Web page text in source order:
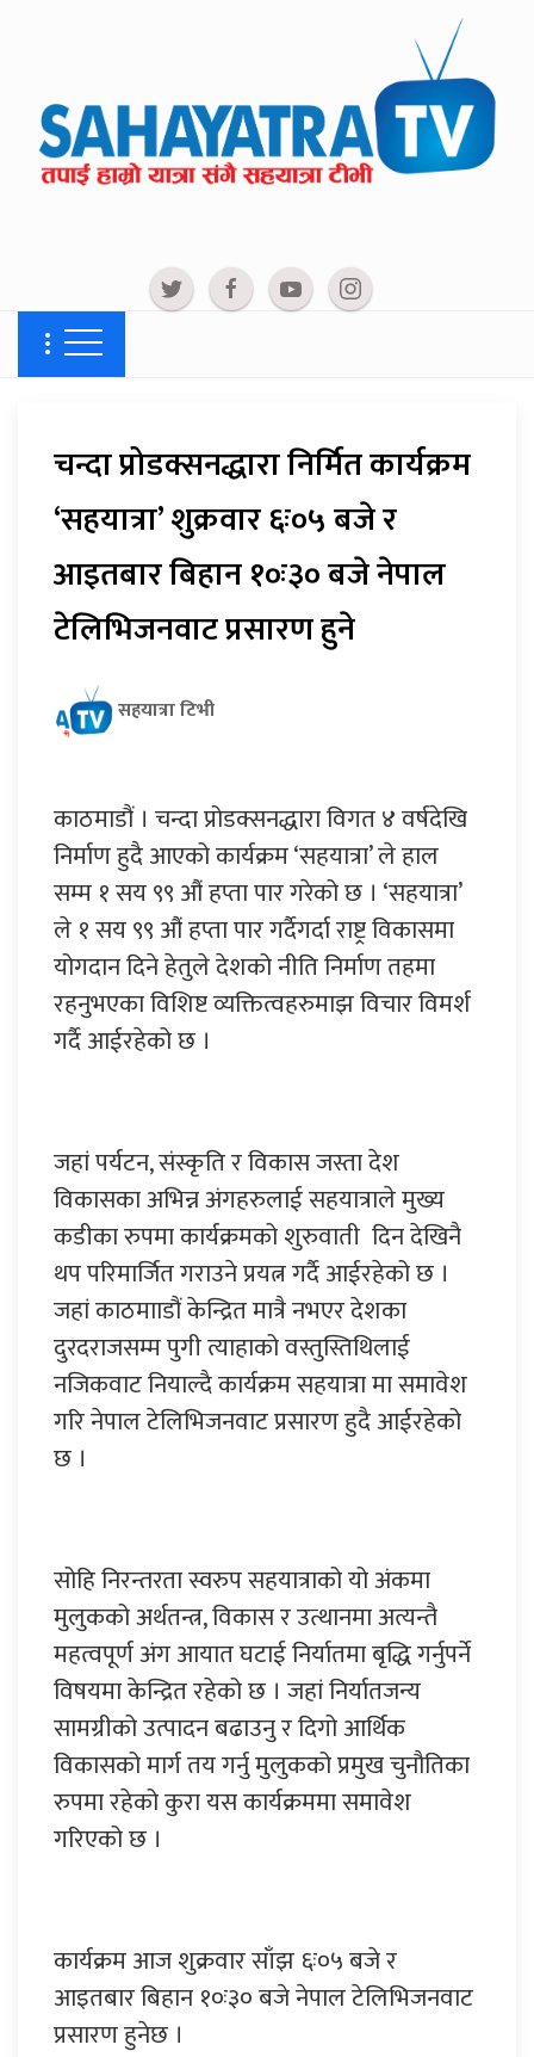
चन्दा प्रोडक्सनद्धारा निर्मित कार्यक्रम
‘सहयात्रा’ शुक्रवार ६ः०५ बजे र
आइतबार बिहान १०ः३० बजे नेपाल
टेलिभिजनवाट प्रसारण हुने
सहयात्रा टिभी
काठमाडौं । चन्दा प्रोडक्सनद्धारा विगत ४ वर्षदेखि
निर्माण हुदै आएको कार्यक्रम ‘सहयात्रा’ ले हाल
सम्म १ सय ९९ औं हप्ता पार गरेको छ । ‘सहयात्रा’
ले १ सय ९९ औं हप्ता पार गर्दैगर्दा राष्ट्र विकासमा
योगदान दिने हेतुले देशको नीति निर्माण तहमा
रहनुभएका विशिष्ट व्यक्तित्वहरुमाझ विचार विमर्श
गर्दै आईरहेको छ ।
जहां पर्यटन, संस्कृति र विकास जस्ता देश
विकासका अभिन्न अंगहरुलाई सहयात्राले मुख्य
कडीका रुपमा कार्यक्रमको शुरुवाती दिन देखिनै
थप परिमार्जित गराउने प्रयत्न गर्दै आईरहेको छ ।
जहां काठमााडौं केन्द्रित मात्रै नभएर देशका
दुरदराजसम्म पुगी त्याहाको वस्तुस्तिथिलाई
नजिकवाट नियाल्दै कार्यक्रम सहयात्रा मा समावेश
गरि नेपाल टेलिभिजनवाट प्रसारण हुदै आईरहेको
छ ।
सोहि निरन्तरता स्वरुप सहयात्राको यो अंकमा
मुलुकको अर्थतन्त्र, विकास र उत्थानमा अत्यन्तै
महत्वपूर्ण अंग आयात घटाई निर्यातमा बृद्धि गर्नुपर्ने
विषयमा केन्द्रित रहेको छ । जहां निर्यातजन्य
सामग्रीको उत्पादन बढाउनु र दिगो आर्थिक
विकासको मार्ग तय गर्नु मुलुकको प्रमुख चुनौतिका
रुपमा रहेको कुरा यस कार्यक्रममा समावेश
गरिएको छ ।
कार्यक्रम आज शुक्रवार साँझ ६ः०५ बजे र
आइतबार बिहान १०ः३० बजे नेपाल टेलिभिजनवाट
प्रसारण हुनेछ ।